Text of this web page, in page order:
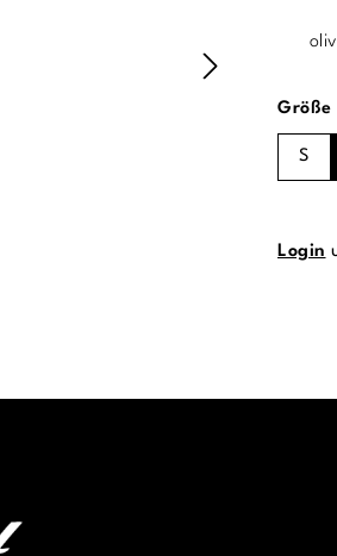
Größe
S
Login